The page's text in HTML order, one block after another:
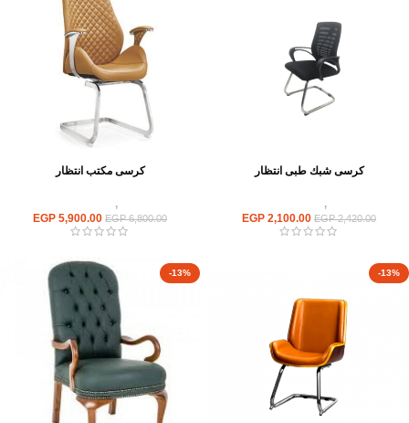
كرسى شبك طبى انتظار
,
EGP2,420.00
EGP 2,100.00
كرسى مكتب انتظار
,
EGP6,800.00
EGP 5,900.00
-13%
-13%